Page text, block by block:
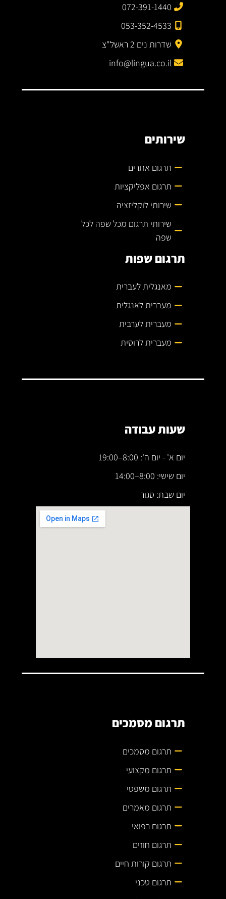
072-391-1440
053-352-4533
שדרות נים 2 ראשל"צ
info@lingua.co.il
שירותים
תרגום אתרים
תרגום אפליקציות
שירותי לוקליזציה
שירותי תרגום מכל שפה לכל
שפה
תרגום שפות
מאנגלית לעברית
מעברית לאנגלית
מעברית לערבית
מעברית לרוסית
שעות עבודה
יום א' - יום ה': 8:00–19:00
יום שישי: 8:00–14:00
יום שבת: סגור
תרגום מסמכים
תרגום מסמכים
תרגום מקצועי
תרגום משפטי
תרגום מאמרים
תרגום רפואי
תרגום חוזים
תרגום קורות חיים
תרגום טכני